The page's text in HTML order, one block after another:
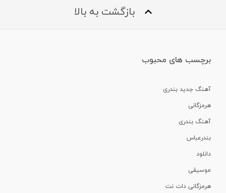
بازگشت به بالا
برچسب های محبوب
آهنگ جدید بندری
هرمزگانی
آهنگ بندری
بندرعباس
دانلود
موسیقی
هرمزگانی دات نت